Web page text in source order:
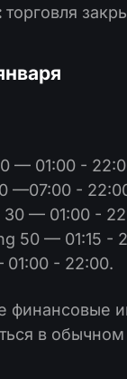
торговля
— 01:00 -
—07:00 -
30 — 01:00 -
50 — 01:15 -
01:00 - 22:00.
финансовые
в